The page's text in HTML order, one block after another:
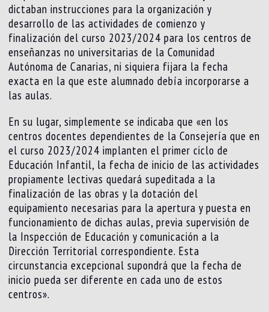
dictaban instrucciones para la organización y
desarrollo de las actividades de comienzo y
finalización del curso 2023/2024 para los centros de
enseñanzas no universitarias de la Comunidad
Autónoma de Canarias, ni siquiera fijara la fecha
exacta en la que este alumnado debía incorporarse a
las aulas.
En su lugar, simplemente se indicaba que «en los
centros docentes dependientes de la Consejería que en
el curso 2023/2024 implanten el primer ciclo de
Educación Infantil, la fecha de inicio de las actividades
propiamente lectivas quedará supeditada a la
finalización de las obras y la dotación del
equipamiento necesarias para la apertura y puesta en
funcionamiento de dichas aulas, previa supervisión de
la Inspección de Educación y comunicación a la
Dirección Territorial correspondiente. Esta
circunstancia excepcional supondrá que la fecha de
inicio pueda ser diferente en cada uno de estos
centros».